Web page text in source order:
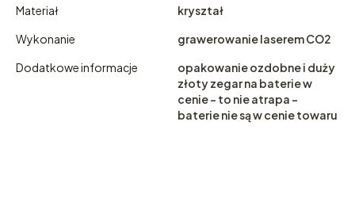
Materiał
kryształ
Wykonanie
grawerowanie laserem CO2
Dodatkowe informacje
opakowanie ozdobne i duży
złoty zegar na baterie w
cenie - to nie atrapa -
baterie nie są w cenie towaru